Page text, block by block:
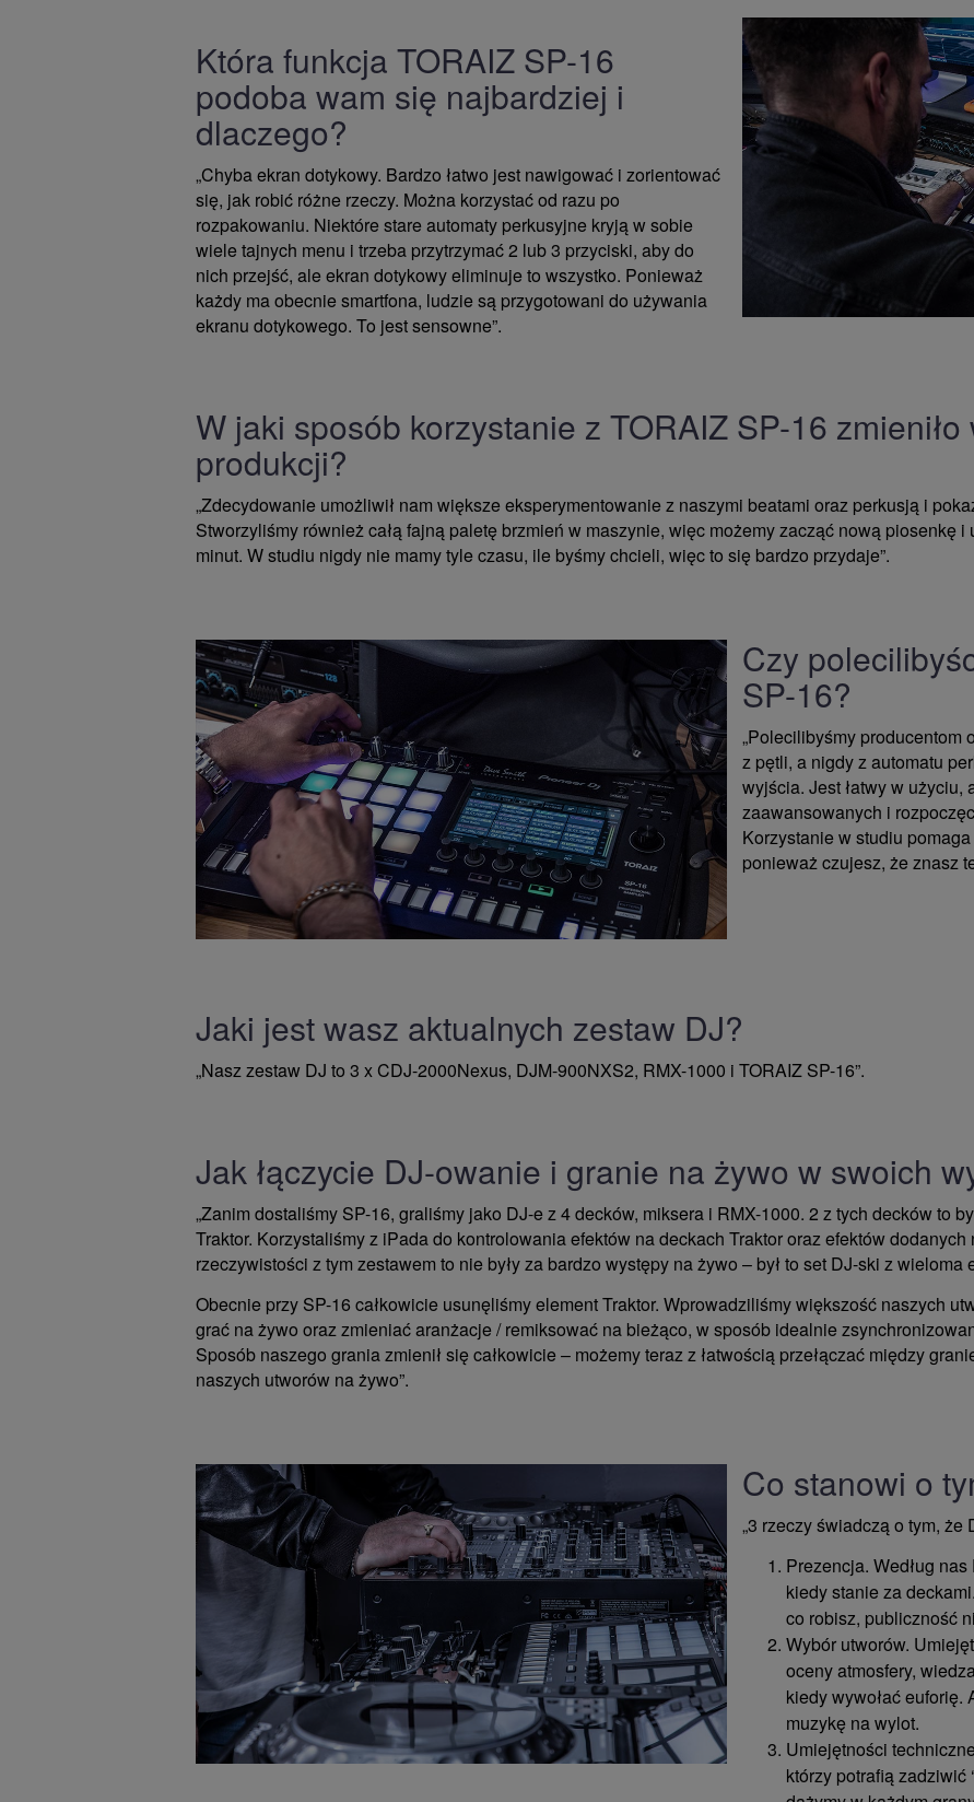
Która funkcja TORAIZ SP-16
podoba wam się najbardziej i
dlaczego?
„Chyba ekran dotykowy. Bardzo łatwo jest nawigować i zorientować
się, jak robić różne rzeczy. Można korzystać od razu po
rozpakowaniu. Niektóre stare automaty perkusyjne kryją w sobie
wiele tajnych menu i trzeba przytrzymać 2 lub 3 przyciski, aby do
nich przejść, ale ekran dotykowy eliminuje to wszystko. Ponieważ
każdy ma obecnie smartfona, ludzie są przygotowani do używania
ekranu dotykowego. To jest sensowne”.
W jaki sposób korzystanie z TORAIZ SP-16
produkcji?
„Zdecydowanie umożliwił nam większe eksperymentowanie z naszymi beatami oraz perkusją i
Stworzyliśmy również całą fajną paletę brzmień w maszynie, więc możemy zacząć nową piosenkę
minut. W studiu nigdy nie mamy tyle czasu, ile byśmy chcieli, więc to się bardzo przydaje”.
Czy
SP-16?
„Polecilibyśmy producentom
z pętli, a nigdy z automatu
wyjścia. Jest łatwy w
zaawansowanych i
Korzystanie w studiu
ponieważ czujesz, że znasz
Jaki jest wasz aktualnych zestaw DJ?
„Nasz zestaw DJ to 3 x CDJ-2000Nexus, DJM-900NXS2, RMX-1000 i TORAIZ SP-16”.
Jak łączycie DJ-owanie i granie na żywo w swoich
„Zanim dostaliśmy SP-16, graliśmy jako DJ-e z 4 decków, miksera i RMX-1000. 2 z tych decków to
Traktor. Korzystaliśmy z iPada do kontrolowania efektów na deckach Traktor oraz efektów
rzeczywistości z tym zestawem to nie były za bardzo występy na żywo – był to set DJ-ski z wieloma
Obecnie przy SP-16 całkowicie usunęliśmy element Traktor. Wprowadziliśmy większość naszych
grać na żywo oraz zmieniać aranżacje / remiksować na bieżąco, w sposób idealnie
Sposób naszego grania zmienił się całkowicie – możemy teraz z łatwością przełączać między
naszych utworów na żywo”.
Co stanowi o
„3 rzeczy świadczą o tym, że
Prezencja. Według
kiedy stanie za
co robisz, publiczność
Wybór utworów.
oceny atmosfery,
kiedy wywołać euforię.
muzykę na wylot.
Umiejętności
którzy potrafią zadziwić